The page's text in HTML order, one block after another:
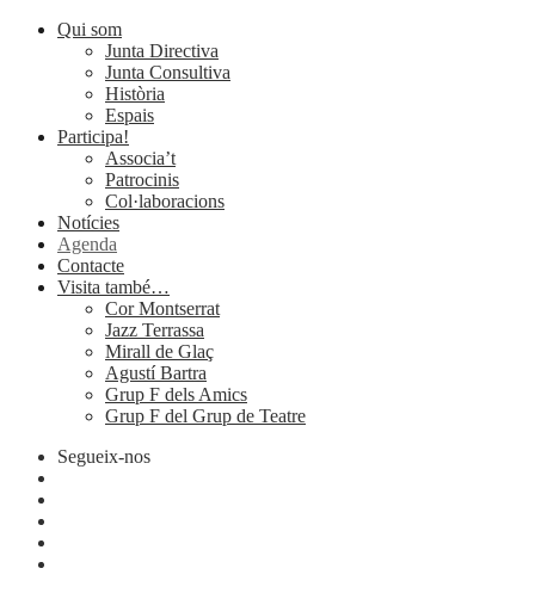
Qui som
Junta Directiva
Junta Consultiva
Història
Espais
Participa!
Associa’t
Patrocinis
Col·laboracions
Notícies
Agenda
Contacte
Visita també…
Cor Montserrat
Jazz Terrassa
Mirall de Glaç
Agustí Bartra
Grup F dels Amics
Grup F del Grup de Teatre
Segueix-nos